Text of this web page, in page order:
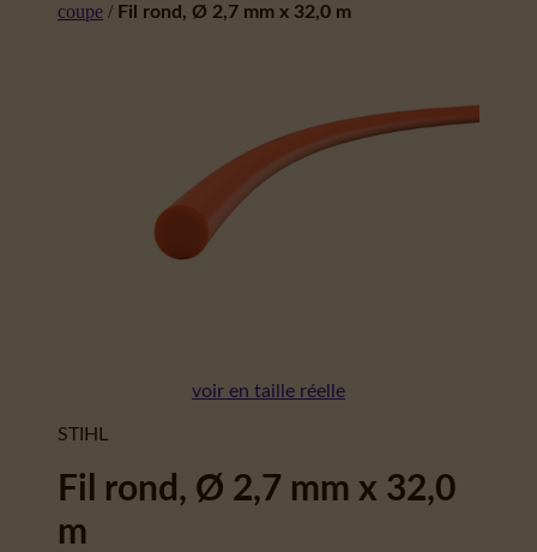
coupe / Fil rond, Ø 2,7 mm x 32,0 m
voir en taille réelle
STIHL
Fil rond, Ø 2,7 mm x 32,0
m